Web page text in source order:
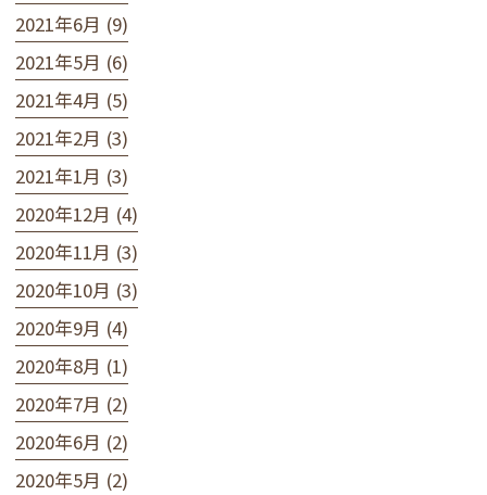
2021年6月 (9)
2021年5月 (6)
2021年4月 (5)
2021年2月 (3)
2021年1月 (3)
2020年12月 (4)
2020年11月 (3)
2020年10月 (3)
2020年9月 (4)
2020年8月 (1)
2020年7月 (2)
2020年6月 (2)
2020年5月 (2)